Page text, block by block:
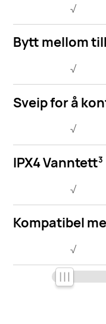
√
Bytt mellom
√
Sveip for å
√
IPX4 Vanntett3
√
Kompatibel
√